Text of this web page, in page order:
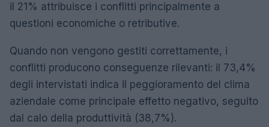
il 21% attribuisce i conflitti principalmente a
questioni economiche o retributive.
Quando non vengono gestiti correttamente, i
conflitti producono conseguenze rilevanti: il 73,4%
degli intervistati indica il peggioramento del clima
aziendale come principale effetto negativo, seguito
dal calo della produttività (38,7%).